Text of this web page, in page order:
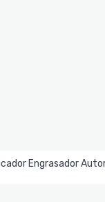
Engrasador